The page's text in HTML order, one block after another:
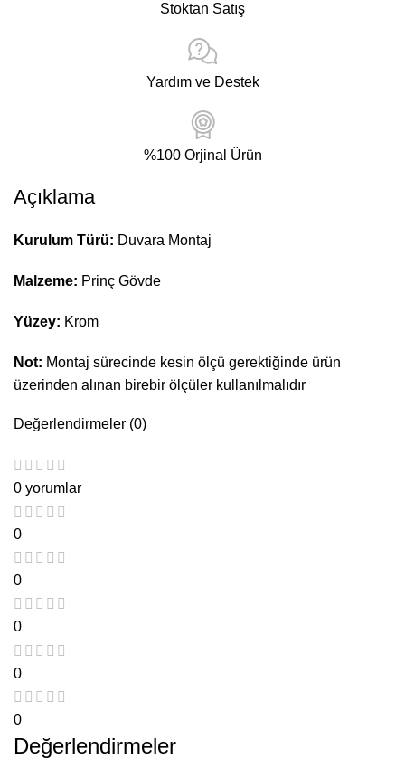
Stoktan Satış
Yardım ve Destek
%100 Orjinal Ürün
Açıklama
Kurulum Türü: Duvara Montaj
Malzeme: Prinç Gövde
Yüzey: Krom
Not: Montaj sürecinde kesin ölçü gerektiğinde ürün
üzerinden alınan birebir ölçüler kullanılmalıdır
Değerlendirmeler (0)
0 yorumlar
0
0
0
0
0
Değerlendirmeler